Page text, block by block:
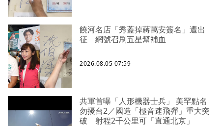
饒河名店「秀蓋掉蔣萬安簽名」遭出
征 網號召刷五星幫補血
2026.08.05 07:59
共軍首曝「人形機器士兵」 美罕點名
勿擾台2／國造「極音速飛彈」重大突
破 射程2千公里可「直通北京」